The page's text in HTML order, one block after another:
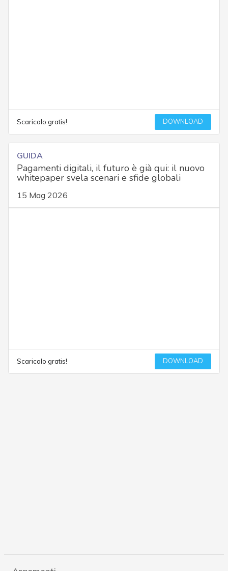
Scaricalo gratis! DOWNLOAD
GUIDA
Pagamenti digitali, il futuro è già qui: il nuovo
whitepaper svela scenari e sfide globali
15 Mag 2026
Scaricalo gratis! DOWNLOAD